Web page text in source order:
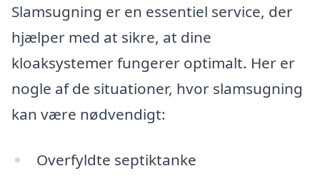
Slamsugning er en essentiel service, der
hjælper med at sikre, at dine
kloaksystemer fungerer optimalt. Her er
nogle af de situationer, hvor slamsugning
kan være nødvendigt:
Overfyldte septiktanke